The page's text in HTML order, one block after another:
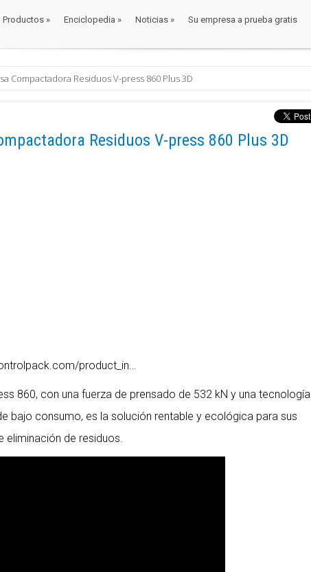
Productos » Enciclopedia » Noticias » Su empresa a prueba gratis
Compactadora Residuos V-press 860 Plus 3D
Residuos V-press 860 Plus 3D
product_in…
860, con una fuerza de prensado de 532 kN y una tecnología
bajo consumo, es la solución rentable y ecológica para sus
eliminación de residuos.